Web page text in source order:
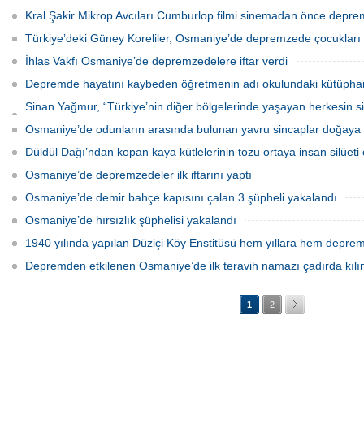
Kral Şakir Mikrop Avcıları Cumburlop filmi sinemadan önce
Türkiye’deki Güney Koreliler, Osmaniye’de depremzede
İhlas Vakfı Osmaniye’de depremzedelere iftar verdi
Depremde hayatını kaybeden öğretmenin adı okulundaki
Sinan Yağmur, “Türkiye’nin diğer bölgelerinde yaşayan herkesin
akıyor”
Osmaniye’de odunların arasında bulunan yavru sincaplar doğaya
Düldül Dağı’ndan kopan kaya kütlelerinin tozu ortaya insan silüeti
Osmaniye’de depremzedeler ilk iftarını yaptı
Osmaniye’de demir bahçe kapısını çalan 3 şüpheli yakalandı
Osmaniye’de hırsızlık şüphelisi yakalandı
1940 yılında yapılan Düziçi Köy Enstitüsü hem yıllara hem
Depremden etkilenen Osmaniye’de ilk teravih namazı çadırda
1 2